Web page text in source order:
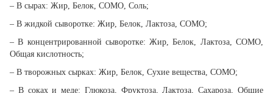
– В сырах: Жир, Белок, СОМО, Соль;
– В жидкой сыворотке: Жир, Белок, Лактоза, СОМО;
– В концентрированной сыворотке: Жир, Белок, Лактоза, СОМО,
Общая кислотность;
– В творожных сырках: Жир, Белок, Сухие вещества, СОМО;
– В соках и меде: Глюкоза, Фруктоза, Лактоза, Сахароза, Общие